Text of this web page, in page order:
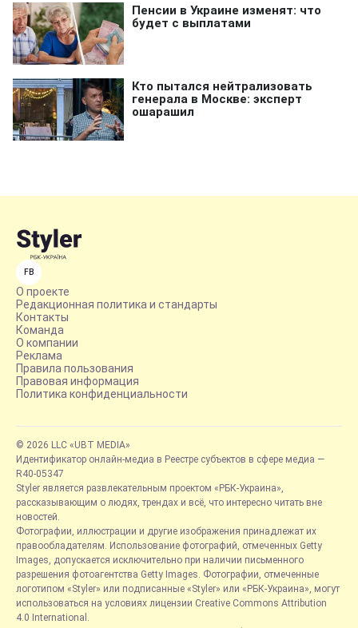
FB
О проекте
Редакционная политика и стандарты
Контакты
Команда
О компании
Реклама
Правила пользования
Правовая информация
Политика конфиденциальности
© 2026 LLC «UBT MEDIA»
Идентификатор онлайн-медиа в Реестре субъектов в сфере медиа —
R40-05347
Styler является развлекательным проектом «РБК-Украина»,
рассказывающим о людях, трендах и всё, что интересно читать вне
новостей.
Фотографии, иллюстрации и другие изображения принадлежат их
правообладателям. Использование фотографий, отмеченных Getty
Images, допускается исключительно при наличии письменного
разрешения фотоагентства Getty Images. Фотографии, отмеченные
логотипом «Styler» или подписанные «Styler» или «РБК-Украина», могут
использоваться на условиях лицензии Creative Commons Attribution
4.0 International.